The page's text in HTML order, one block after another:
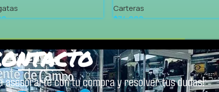
Carteras
$74.999
asesorarte con tu compra y resolver tus dudas!